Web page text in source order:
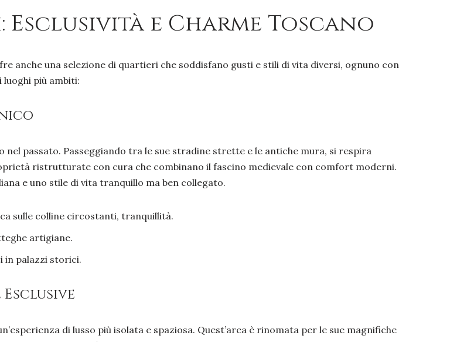
e Charme Toscano
anche una selezione di quartieri che soddisfano gusti e stili di vita diversi, ognuno con
più ambiti:
passato. Passeggiando tra le sue stradine strette e le antiche mura, si respira
ristrutturate con cura che combinano il fascino medievale con comfort moderni.
e uno stile di vita tranquillo ma ben collegato.
sulle colline circostanti, tranquillità.
artigiane.
palazzi storici.
di lusso più isolata e spaziosa. Quest’area è rinomata per le sue magnifiche